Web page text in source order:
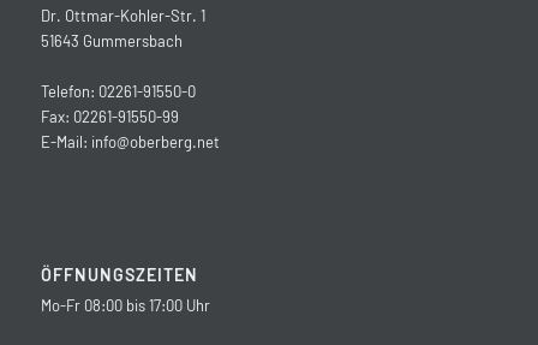
Dr. Ottmar-Kohler-Str. 1
51643 Gummersbach
Telefon: 02261-91550-0
Fax: 02261-91550-99
E-Mail: info@oberberg.net
ÖFFNUNGSZEITEN
Mo-Fr 08:00 bis 17:00 Uhr